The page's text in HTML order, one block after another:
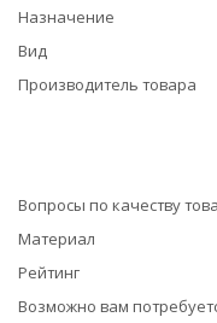
Назначение
Вид
Производитель товара
Вопросы по качеству
Материал
Рейтинг
Возможно вам